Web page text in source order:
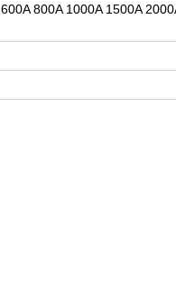
800A 1000A 1500A